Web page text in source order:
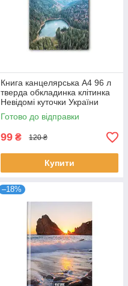
Книга канцелярська А4 96 л
тверда обкладинка клітинка
Невідомі куточки України
O20367-06
Готово до відправки
99 ₴ 120 ₴
Купити
–18%